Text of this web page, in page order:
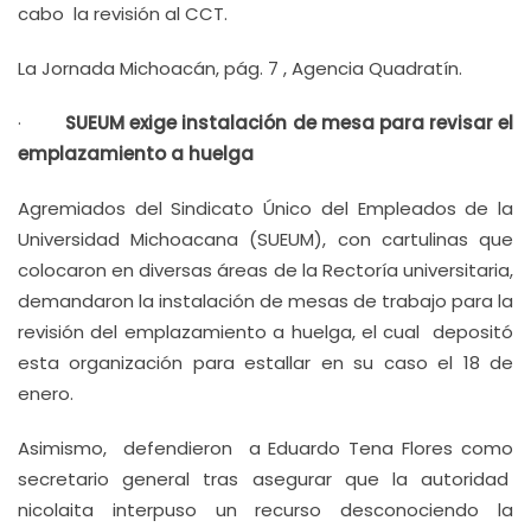
cabo la revisión al CCT.
La Jornada Michoacán, pág. 7 , Agencia Quadratín.
· SUEUM exige instalación de mesa para revisar el
emplazamiento a huelga
Agremiados del Sindicato Único del Empleados de la
Universidad Michoacana (SUEUM), con cartulinas que
colocaron en diversas áreas de la Rectoría universitaria,
demandaron la instalación de mesas de trabajo para la
revisión del emplazamiento a huelga, el cual depositó
esta organización para estallar en su caso el 18 de
enero.
Asimismo, defendieron a Eduardo Tena Flores como
secretario general tras asegurar que la autoridad
nicolaita interpuso un recurso desconociendo la